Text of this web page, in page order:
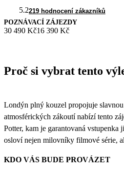
5.2219 hodnocení zákazníků
POZNÁVACÍ ZÁJEZDY
30 490 Kč16 390 Kč
Proč si vybrat tento
Londýn plný kouzel propojuje
atmosférických zákoutí nabízí tento
Potter, kam je garantovaná
osloví nejen milovníky filmové série,
KDO VÁS BUDE PROVÁZET